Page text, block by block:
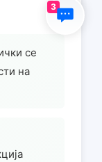
се
на
3